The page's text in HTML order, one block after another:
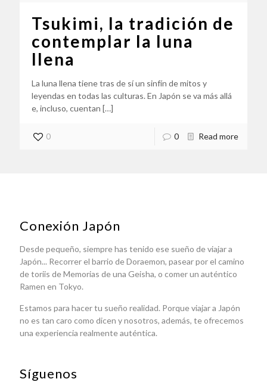
Tsukimi, la tradición de
contemplar la luna
llena
La luna llena tiene tras de sí un sinfín de mitos y
leyendas en todas las culturas. En Japón se va más allá
e, incluso, cuentan […]
0 0 Read more
Conexión Japón
Desde pequeño, siempre has tenido ese sueño de viajar a
Japón... Recorrer el barrio de Doraemon, pasear por el camino
de toriis de Memorias de una Geisha, o comer un auténtico
Ramen en Tokyo.
Estamos para hacer tu sueño realidad. Porque viajar a Japón
no es tan caro como dicen y nosotros, además, te ofrecemos
una experiencia realmente auténtica.
Síguenos